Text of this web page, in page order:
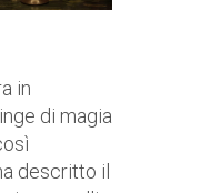
in
di magia
descritto il